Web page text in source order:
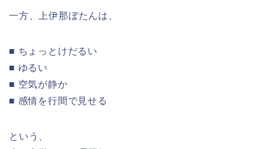
一方、上伊那ぼたんは、
■ ちょっとけだるい
■ ゆるい
■ 空気が静か
■ 感情を行間で見せる
という、